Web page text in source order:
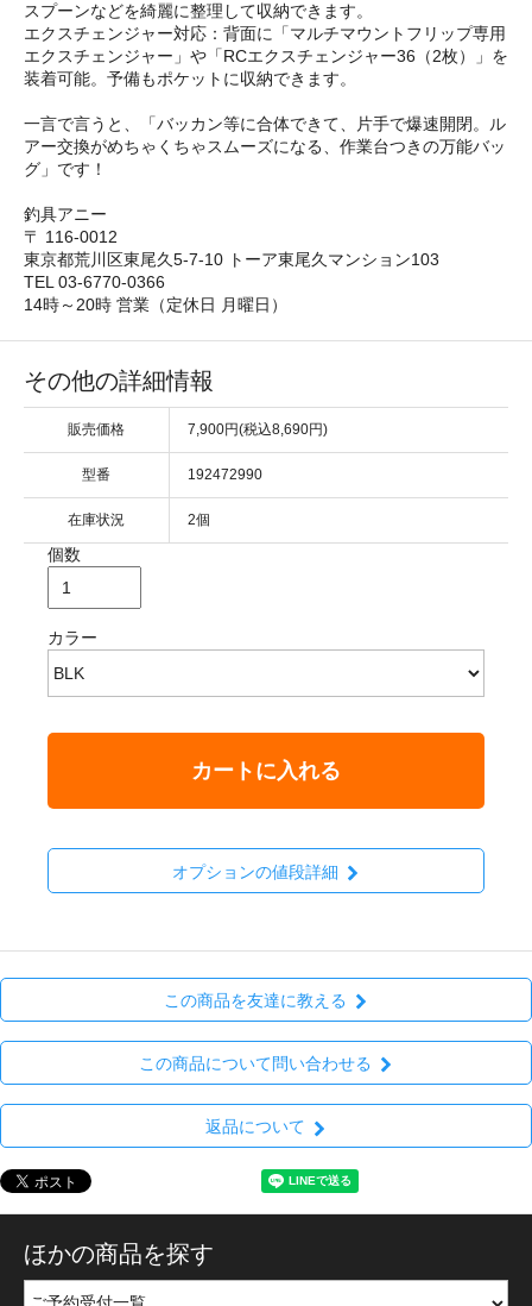
スプーンなどを綺麗に整理して収納できます。
エクスチェンジャー対応：背面に「マルチマウントフリップ専用
エクスチェンジャー」や「RCエクスチェンジャー36（2枚）」を
装着可能。予備もポケットに収納できます。
一言で言うと、「バッカン等に合体できて、片手で爆速開閉。ル
アー交換がめちゃくちゃスムーズになる、作業台つきの万能バッ
グ」です！
釣具アニー
〒 116-0012
東京都荒川区東尾久5-7-10 トーア東尾久マンション103
TEL 03-6770-0366
14時～20時 営業（定休日 月曜日）
その他の詳細情報
販売価格 7,900円(税込8,690円)
型番 192472990
在庫状況 2個
個数
カラー
カートに入れる
オプションの値段詳細
この商品を友達に教える
この商品について問い合わせる
返品について
ほかの商品を探す